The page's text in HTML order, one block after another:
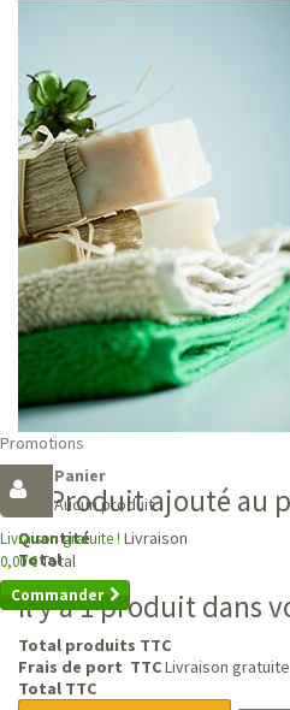
Promotions
Panier
Aucun produit
Livraison gratuite ! Livraison
0,00 €Total
Commander
Produit ajouté au
Quantité
Total
Il y a 1 produit dans
Total produits TTC
Frais de port TTCLivraison
Total TTC